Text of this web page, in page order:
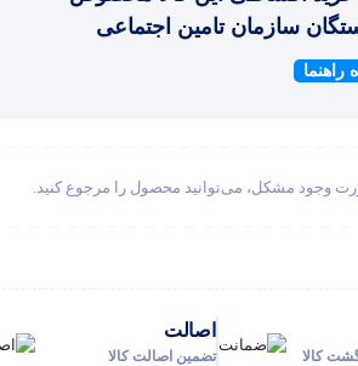
سازمان تامین اجتماعی
راهنما
وجود مشکل، می‌توانید محصول را مرجوع کنید.
اصالت
تضمین اصالت کالا